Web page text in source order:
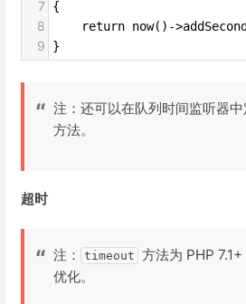
7 {
8
return now()-
9 }
注：还可以在队列时间监听器中
方法。
超时
注： timeout 方法为 PHP 7.1+
优化。